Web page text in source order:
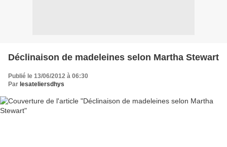
Déclinaison de madeleines selon Martha Stewart
Publié le 13/06/2012 à 06:30
Par lesateliersdhys